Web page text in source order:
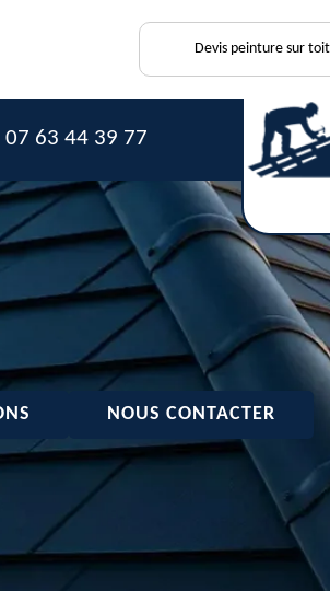
Devis peinture sur
07 63 44 39 77
NOUS CONTACTER